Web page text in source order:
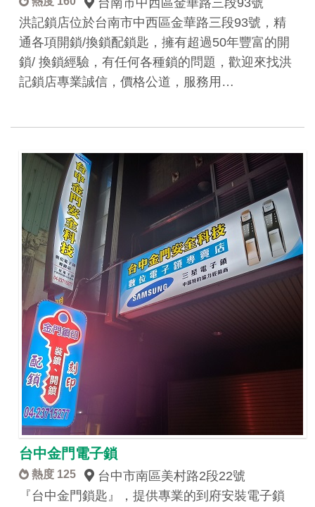
洪記鎖店位於台南市中西區金華路三段93號，精
通各項開鎖/換鎖配鎖匙，擁有超過50年豐富的開
鎖/ 換鎖經驗，有任何各種鎖的問題，歡迎來找洪
記鎖店專業誠信，價格公道，服務用…
台中金門電子鎖
熱度 125
台中市南區美村路2段22號
『台中金門鎖匙』，提供專業的到府安裝電子鎖